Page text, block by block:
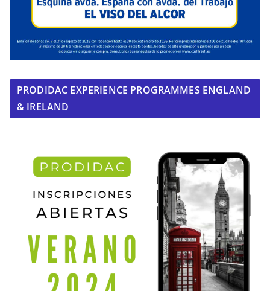
PRODIDAC EXPERIENCE PROGRAMMES ENGLAND
& IRELAND